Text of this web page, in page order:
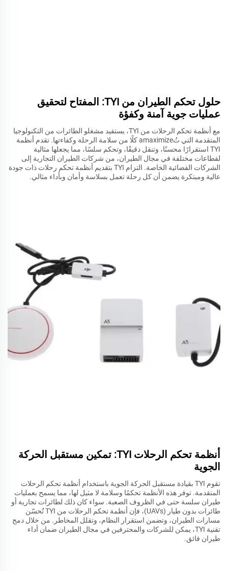
حلول تحكم الطيران من TYI: المفتاح لتحقيق
عمليات جوية آمنة وكفؤة
مع أنظمة تحكم الرحلات من TYI، يستفيد مشغلو الطائرات من التكنولوجيا
المتقدمة التي تُamaximize كلًا من سلامة الرحلة وكفاءتها. تقدم أنظمة
TYI استقرارًا محسنًا، وتنقل دقيقًا، وتحكم سلسًا، مما يجعلها مثالية
لقطاعات مختلفة في مجال الطيران، من شركات الطيران التجارية إلى
الشركات الفضائية الخاصة. التزام TYI بتقديم أنظمة تحكم رحلات ذات جودة
عالية ومبتكرة يضمن أن كل رحلة تعمل بسلاسة وأمان وبأداء مثالي.
أنظمة تحكم الرحلات TYI: تمكين مستقبل الحركة
الجوية
تقوم TYI بقيادة مستقبل الحركة الجوية باستخدام أنظمة تحكم الرحلات
المتقدمة. توفر هذه الأنظمة تحكمًا وسلامة لا مثيل لها، مما يسمح بعمليات
طيران سلسة حتى في الظروف الصعبة. سواء كان ذلك لطائرات تجارية أو
طائرات بدون طيار (UAVs)، فإن أنظمة تحكم الرحلات من TYI تُحسّن
مسارات الطيران، وتضمن استقرار النظام، وتقلل المخاطر. من خلال دمج
تقنية TYI، يمكن للشركات والمحترفين في مجال الطيران ضمان أداء
طيران فائق.